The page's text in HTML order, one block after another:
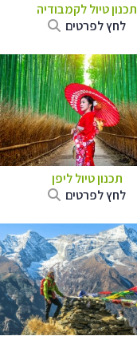
תכנון טיוללקמבודיה
לחץ לפרטים
תכנון טיולליפן
לחץ לפרטים